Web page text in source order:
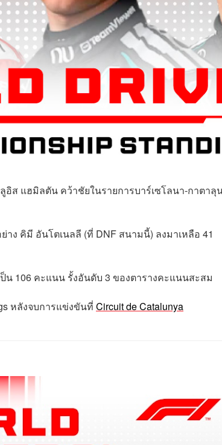
ส แฮมิลตัน คว้าชัยในรายการบาร์เซโลนา-กาตา
ง คิมี อันโตเนลลี (ที่ DNF สนามนี้) ลงมาเหลือ 41
น 106 คะแนน รั้งอันดับ 3 ของตารางคะแนนสะสม
หลังจบการแข่งขันที่ Circuit de Catalunya